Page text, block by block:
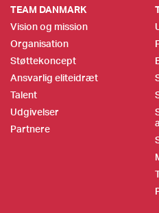
TEAM DANMARK
Vision og mission
Organisation
Støttekoncept
Ansvarlig eliteidræt
Talent
Udgivelser
Partnere